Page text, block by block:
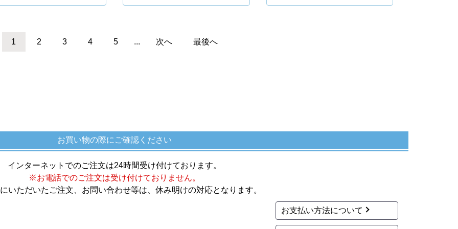
1 2 3 4 5 ... 次へ 最後へ
お買い物の際にご確認ください
インターネットでのご注文は24時間受け付けております。
※お電話でのご注文は受け付けておりません。
いただいたご注文、お問い合わせ等は、休み明けの対応となります。
お支払い方法について